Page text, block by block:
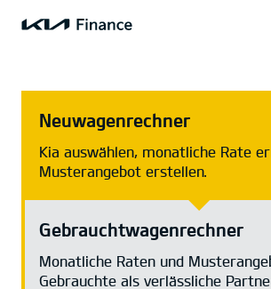
Neuwagenrechner
Kia auswählen, monatliche Rate
Musterangebot erstellen.
Gebrauchtwagenrechner
Monatliche Raten und
Gebrauchte als verlässliche